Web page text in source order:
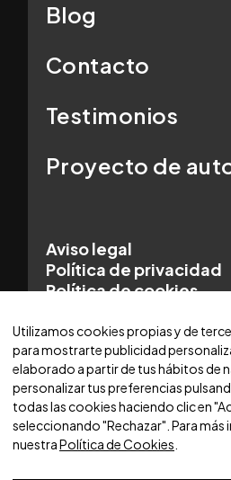
Blog
Contacto
Testimonios
Proyecto de
Aviso legal
Política de privacidad
Política de cookies
Utilizamos cookies propias y de
para mostrarte publicidad
elaborado a partir de tus hábitos de
personalizar tus preferencias
todas las cookies haciendo clic en
seleccionando "Rechazar". Para
nuestraPolítica de Cookies